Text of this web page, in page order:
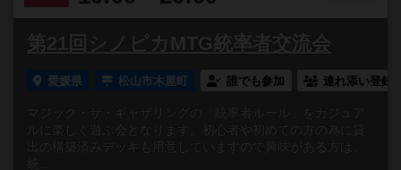
第21回シノピカMTG統率者交流会
愛媛県 松山市木屋町 誰でも参加 連れ添い登録
マジック・ザ・ギャザリングの「統率者ルール」をカジュア
ルに楽しく遊ぶ会となります。初心者や初めての方の為に貸
出の構築済みデッキも用意していますので興味がある方は、